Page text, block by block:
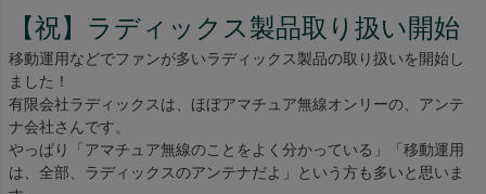
【祝】ラディックス製品取り扱い開始
移動運用などでファンが多いラディックス製品の取り扱いを開始し
ました！
有限会社ラディックスは、ほぼアマチュア無線オンリーの、アンテ
ナ会社さんです。
やっぱり「アマチュア無線のことをよく分かっている」「移動運用
は、全部、ラディックスのアンテナだよ」という方も多いと思いま